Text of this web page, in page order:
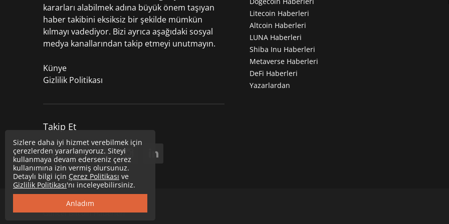
kararları alabilmek adına büyük önem taşıyan
haber takibini eksiksiz bir şekilde mümkün
kılmayı vadediyor. Bizi ayrıca aşağıdaki sosyal
medya kanallarından takip etmeyi unutmayın.
Künye
Gizlilik Politikası
Takip Et
Litecoin Haberleri
Altcoin Haberleri
LUNA Haberleri
Shiba Inu Haberleri
Metaverse Haberleri
DeFi Haberleri
Yazarlardan
Copyright © 2020
Güncel Bitcoin Haberleri
Sizlere daha iyi hizmet verebilmek için
çerezlerden yararlanıyoruz. Siteyi
kullanmaya devam ederseniz çerez
kullanımına izin vermiş olursunuz.
Detaylı bilgi için Çerez Politikası ve
Gizlilik Politikası'nı inceleyebilirsiniz.
Anladım